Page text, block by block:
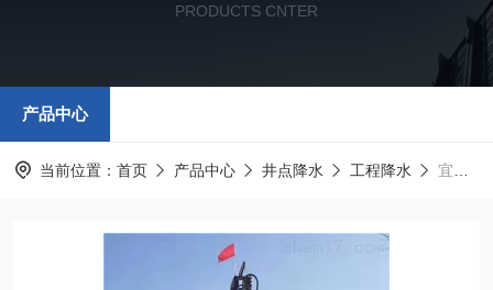
PRODUCTS CNTER
产品中心
当前位置： 首页 产品中心 井点降水 工程降水 宜兴井点降水、无锡马路基坑轻型降水公司